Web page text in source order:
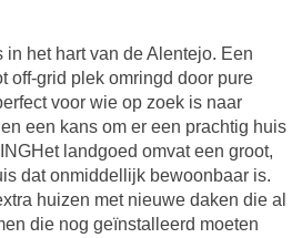
het hart van de Alentejo. Een
off-grid plek omringd door pure
voor wie op zoek is naar
een kans om er een prachtig huis
landgoed omvat een groot,
dat onmiddellijk bewoonbaar is.
huizen met nieuwe daken die al
die nog geïnstalleerd moeten